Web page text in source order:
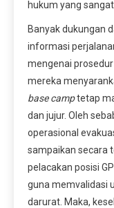
hukum yang sangat
Banyak dukungan
informasi
mengenai
mereka
base camptetap
dan jujur. Oleh
operasional
sampaikan secara
pelacakan posisi
guna memvalidasi
darurat. Maka,